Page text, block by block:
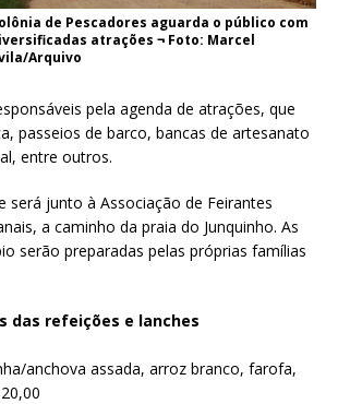
de Pescadores aguarda o público com
atrações ¬ Foto: Marcel
Arquivo
pela agenda de atrações, que
passeios de barco, bancas de artesanato
entre outros.
será junto à Associação de Feirantes
a caminho da praia do Junquinho. As
serão preparadas pelas próprias famílias
das refeições e lanches
anchova assada, arroz branco, farofa,